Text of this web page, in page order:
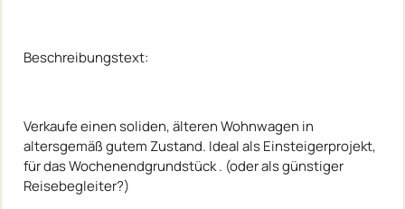
Beschreibungstext:
Verkaufe einen soliden, älteren Wohnwagen in
altersgemäß gutem Zustand. Ideal als Einsteigerprojekt,
für das Wochenendgrundstück . (oder als günstiger
Reisebegleiter?)